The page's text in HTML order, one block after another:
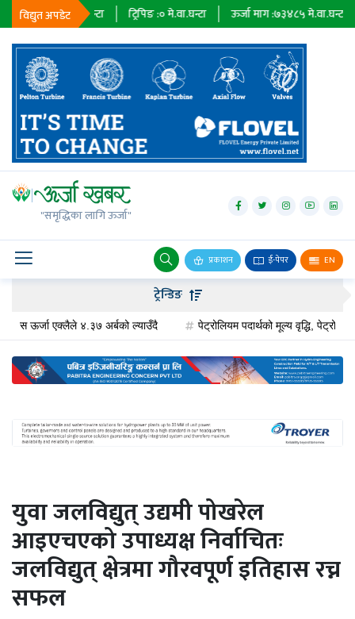
विद्युत अपडेट
मे.वा.घन्टा ट्रिपिङ : मे.वा.घन्टा ऊर्जा माग :७३४८५मे.वा.घन्टा
"समृद्धिका लागि ऊर्जा"
प्रकाशन ई-पेपर EN
जलविद्युत्
सोलार
वायु
बायोग्यास
पेट्रोलियम
अन्तर्राष्ट्रिय
ऊर्जा
दक्षता
खबर
हरित
हाइड्रोजन
इभी
ट्रेन्डिङ
एक्लैले ४.३७ अर्बको ल्याउँदै पेट्रोलियम पदार्थको मूल्य वृद्धि, पेट्रोलमा ३ र
युवा जलविद्युत् उद्यमी पोखरेल
आइएचएको उपाध्यक्ष निर्वाचितः
जलविद्युत् क्षेत्रमा गौरवपूर्ण इतिहास रच्न
सफल